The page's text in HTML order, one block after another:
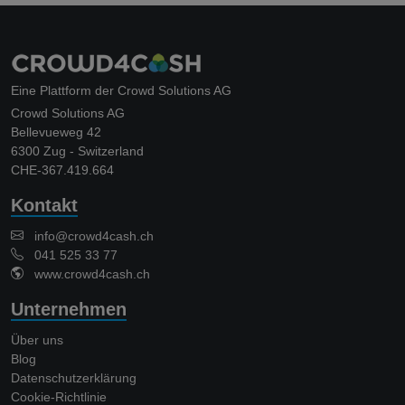
Eine Plattform der Crowd Solutions AG
Crowd Solutions AG
Bellevueweg 42
6300 Zug - Switzerland
CHE-367.419.664
Kontakt
info@crowd4cash.ch
041 525 33 77
www.crowd4cash.ch
Unternehmen
Über uns
Blog
Datenschutzerklärung
Cookie-Richtlinie